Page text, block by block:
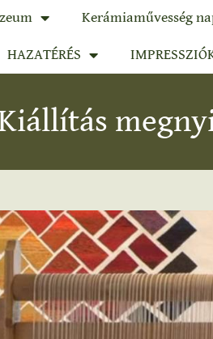
Kerámiaművesség
HAZATÉRÉS